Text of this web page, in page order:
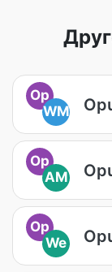
Op
WM
Op
AM
Op
We